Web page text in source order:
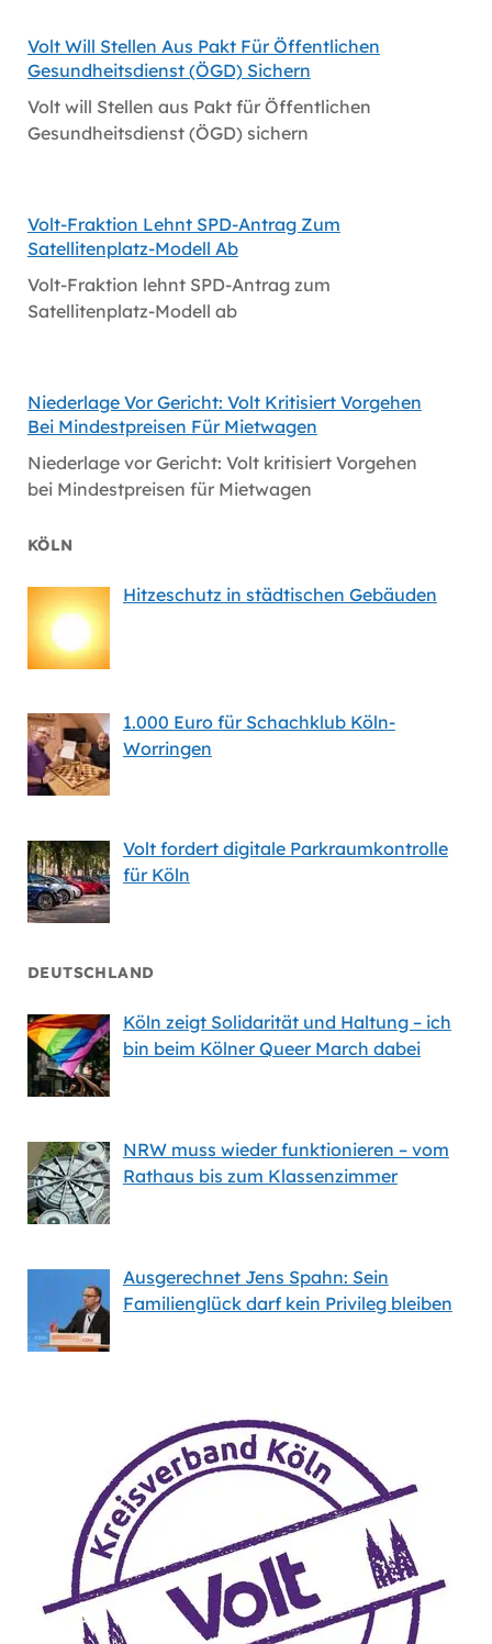
Volt Will Stellen Aus Pakt Für Öffentlichen
Gesundheitsdienst (ÖGD) Sichern
Volt will Stellen aus Pakt für Öffentlichen
Gesundheitsdienst (ÖGD) sichern
Volt-Fraktion Lehnt SPD-Antrag Zum
Satellitenplatz-Modell Ab
Volt-Fraktion lehnt SPD-Antrag zum
Satellitenplatz-Modell ab
Niederlage Vor Gericht: Volt Kritisiert Vorgehen
Bei Mindestpreisen Für Mietwagen
Niederlage vor Gericht: Volt kritisiert Vorgehen
bei Mindestpreisen für Mietwagen
KÖLN
Hitzeschutz in städtischen Gebäuden
1.000 Euro für Schachklub Köln-
Worringen
Volt fordert digitale Parkraumkontrolle
für Köln
DEUTSCHLAND
Köln zeigt Solidarität und Haltung – ich
bin beim Kölner Queer March dabei
NRW muss wieder funktionieren – vom
Rathaus bis zum Klassenzimmer
Ausgerechnet Jens Spahn: Sein
Familienglück darf kein Privileg bleiben